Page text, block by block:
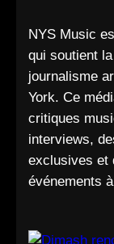
NYS Music
qui soutient
journalisme
York. Ce
critiques
interviews,
exclusives et
événements